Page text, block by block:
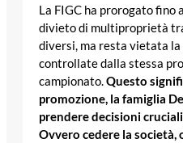
La FIGC ha prorogato
divieto di multiproprietà
diversi, ma resta vietata la
controllate dalla stessa
campionato.Questo
promozione, la famiglia
prendere decisioni
Ovvero cedere la